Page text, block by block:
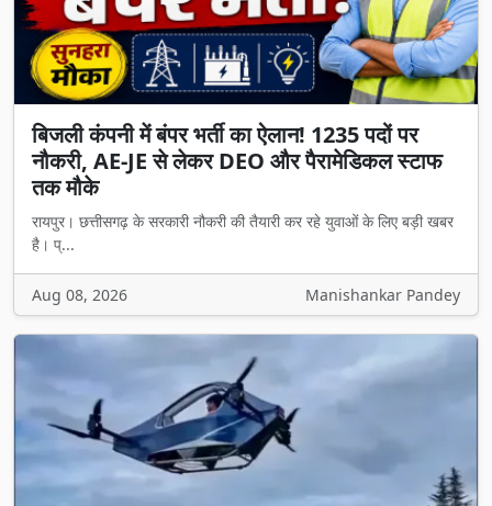
बिजली कंपनी में बंपर भर्ती का ऐलान! 1235 पदों पर
नौकरी, AE-JE से लेकर DEO और पैरामेडिकल स्टाफ
तक मौके
रायपुर। छत्तीसगढ़ के सरकारी नौकरी की तैयारी कर रहे युवाओं के लिए बड़ी खबर
है। प्...
Aug 08, 2026 Manishankar Pandey